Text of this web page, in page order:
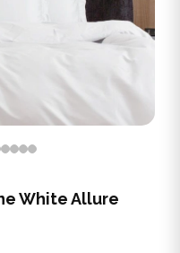
White Allure